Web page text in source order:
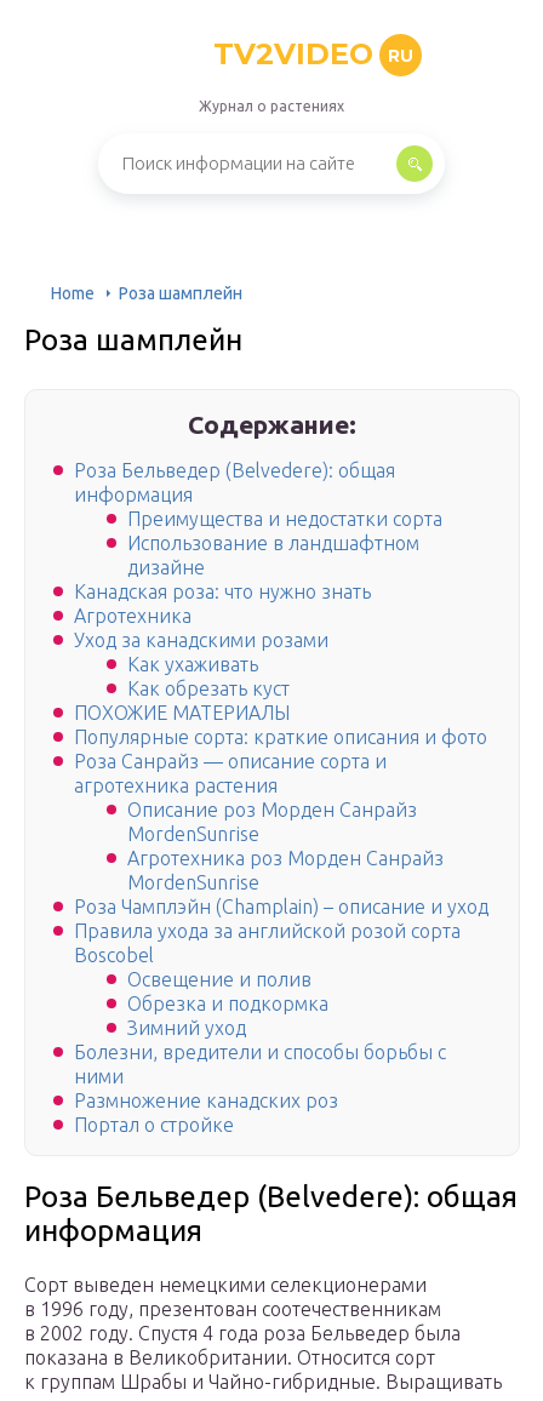
TV2VIDEO RU
Журнал о растениях
Home Роза шамплейн
Роза шамплейн
Содержание:
Роза Бельведер (Belvedere): общая
информация
Преимущества и недостатки сорта
Использование в ландшафтном
дизайне
Канадская роза: что нужно знать
Агротехника
Уход за канадскими розами
Как ухаживать
Как обрезать куст
ПОХОЖИЕ МАТЕРИАЛЫ
Популярные сорта: краткие описания и фото
Роза Санрайз — описание сорта и
агротехника растения
Описание роз Морден Санрайз
MordenSunrise
Агротехника роз Морден Санрайз
MordenSunrise
Роза Чамплэйн (Champlain) – описание и уход
Правила ухода за английской розой сорта
Boscobel
Освещение и полив
Обрезка и подкормка
Зимний уход
Болезни, вредители и способы борьбы с
ними
Размножение канадских роз
Портал о стройке
Роза Бельведер (Belvedere): общая
информация
Сорт выведен немецкими селекционерами
в 1996 году, презентован соотечественникам
в 2002 году. Спустя 4 года роза Бельведер была
показана в Великобритании. Относится сорт
к группам Шрабы и Чайно-гибридные. Выращивать